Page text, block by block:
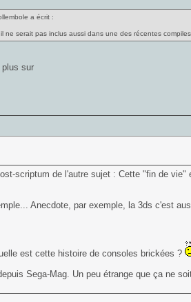
a écrit :
ne serait pas inclus aussi dans une des récentes
plus sur
scriptum de l'autre sujet : Cette "fin de
Anecdote, par exemple, la 3ds c'est
est cette histoire de consoles brickées ?
Sega-Mag. Un peu étrange que ça ne